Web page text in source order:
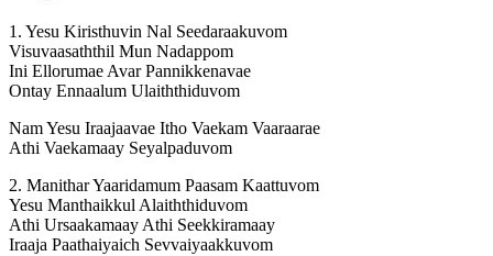
1. Yesu Kiristhuvin Nal Seedaraakuvom
Visuvaasaththil Mun Nadappom
Ini Ellorumae Avar Pannikkenavae
Ontay Ennaalum Ulaiththiduvom
Nam Yesu Iraajaavae Itho Vaekam Vaaraarae
Athi Vaekamaay Seyalpaduvom
2. Manithar Yaaridamum Paasam Kaattuvom
Yesu Manthaikkul Alaiththiduvom
Athi Ursaakamaay Athi Seekkiramaay
Iraaja Paathaiyaich Sevvaiyaakkuvom